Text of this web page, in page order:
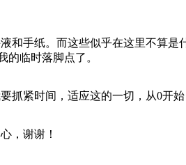
和手纸。而这些似乎在这里不算
的临时落脚点了。
紧时间，适应这的一切，从0开始
，谢谢！